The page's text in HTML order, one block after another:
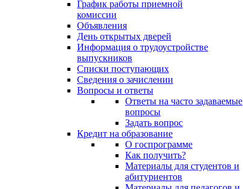
График работы приемной
комиссии
Объявления
День открытых дверей
Информация о трудоустройстве
выпускников
Списки поступающих
Сведения о зачислении
Вопросы и ответы
Ответы на часто задаваемые
вопросы
Задать вопрос
Кредит на образование
О госпрограмме
Как получить?
Материалы для студентов и
абитуриентов